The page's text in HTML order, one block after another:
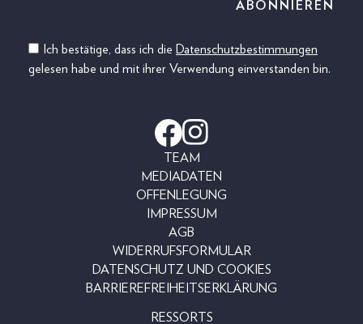
Ich bestätige, dass ich die Datenschutzbestimmungen
gelesen habe und mit ihrer Verwendung einverstanden bin.
TEAM
MEDIADATEN
OFFENLEGUNG
IMPRESSUM
AGB
WIDERRUFSFORMULAR
DATENSCHUTZ UND COOKIES
BARRIEREFREIHEITSERKLÄRUNG
RESSORTS